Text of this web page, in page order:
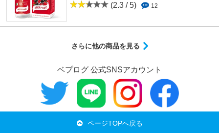
(2.3 / 5) 12
さらに他の商品を見る
ベプログ 公式SNSアカウント
ページTOPへ戻る